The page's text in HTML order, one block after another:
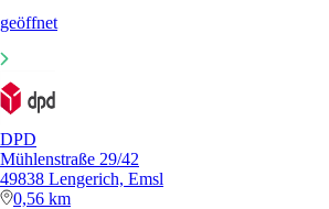
geöffnet
DPD
Mühlenstraße 29/42
49838 Lengerich, Emsl
0,56 km